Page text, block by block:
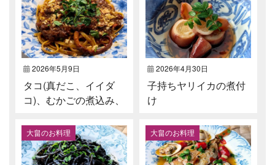
2026年5月9日
タコ(真だこ、イイダ
コ)、むかごの煮込み、
2026年4月30日
子持ちヤリイカの煮付
け
大畠のお料理 大畠のお料理